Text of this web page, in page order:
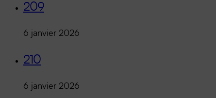
209
6 janvier 2026
210
6 janvier 2026